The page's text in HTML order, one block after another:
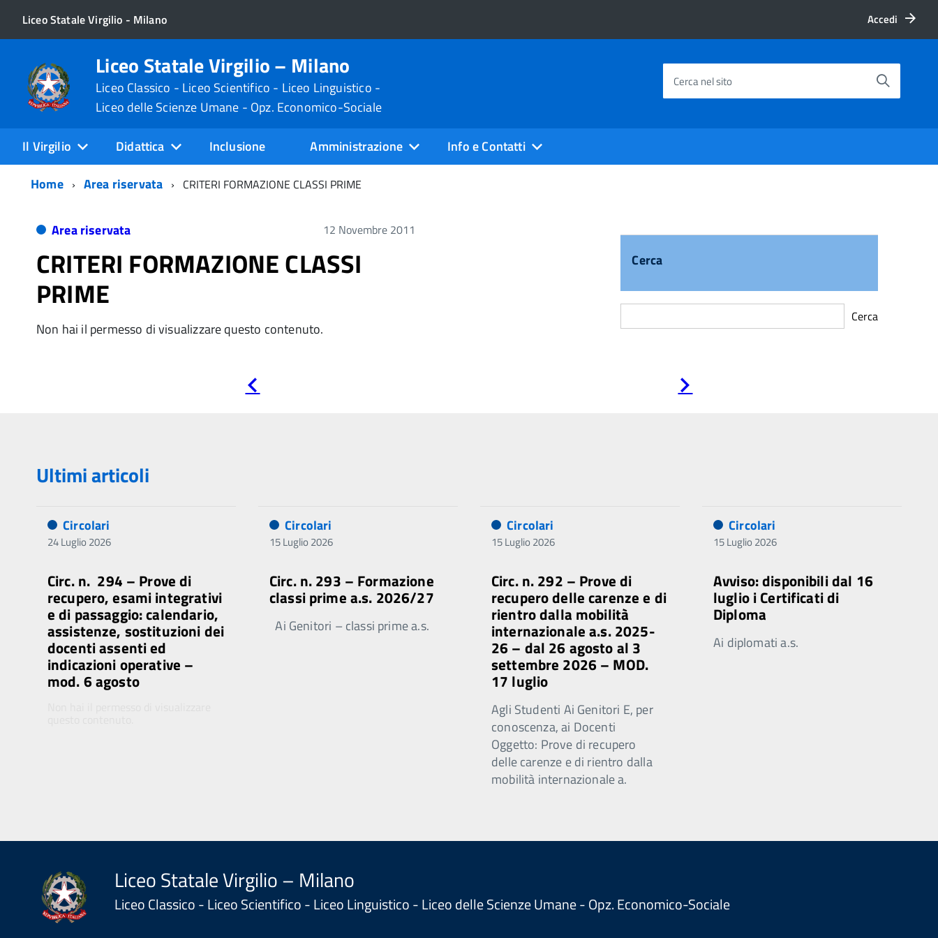
Liceo Statale Virgilio - Milano Accedi
Liceo Statale Virgilio – Milano
Liceo Classico - Liceo Scientifico - Liceo Linguistico -
Liceo delle Scienze Umane - Opz. Economico-Sociale
Cerca nel sito
Il Virgilio Didattica Inclusione Amministrazione
Info e Contatti
Home
Area riservata CRITERI FORMAZIONE CLASSI PRIME
Area riservata 12 Novembre 2011
CRITERI FORMAZIONE CLASSI
PRIME
Non hai il permesso di visualizzare questo contenuto.
Cerca
Cerca
precedente successiva
Ultimi articoli
Circolari
24 Luglio 2026
Circ. n. 294 – Prove di
recupero, esami integrativi
e di passaggio: calendario,
assistenze, sostituzioni dei
docenti assenti ed
indicazioni operative –
mod. 6 agosto
Circolari
15 Luglio 2026
Circ. n. 293 – Formazione
classi prime a.s. 2026/27
Ai Genitori – classi prime a.s.
Circolari
15 Luglio 2026
Circ. n. 292 – Prove di
recupero delle carenze e di
rientro dalla mobilità
internazionale a.s. 2025-
26 – dal 26 agosto al 3
settembre 2026 – MOD.
17 luglio
Agli Studenti Ai Genitori E, per
conoscenza, ai Docenti
Oggetto: Prove di recupero
delle carenze e di rientro dalla
mobilità internazionale a.
Circolari
15 Luglio 2026
Avviso: disponibili dal 16
luglio i Certificati di
Diploma
Ai diplomati a.s.
Liceo Statale Virgilio – Milano
Liceo Classico - Liceo Scientifico - Liceo Linguistico - Liceo delle Scienze Umane - Opz. Economico-Sociale